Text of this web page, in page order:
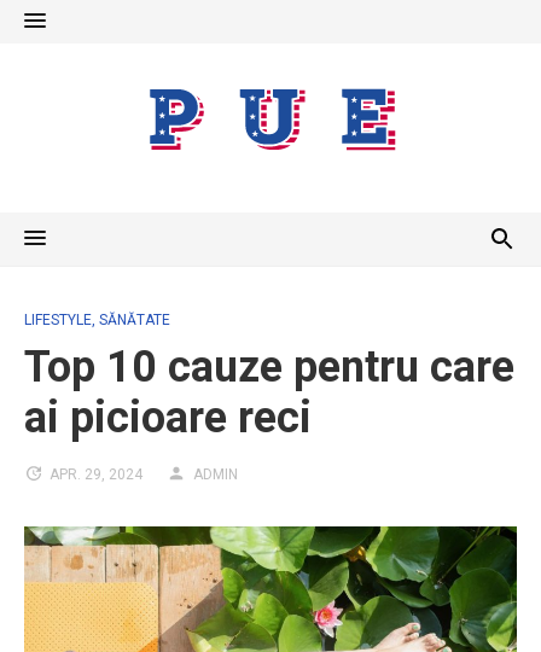
Skip
LIFESTYLE, SĂNĂTATE
Top 10 cauze pentru care
ai picioare reci
APR. 29, 2024 ADMIN